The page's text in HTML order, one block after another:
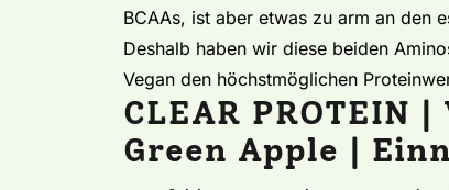
BCAAs, ist aber etwas zu arm an den
Deshalb haben wir diese beiden
Vegan den höchstmöglichen
CLEAR PROTEIN
Green Apple |